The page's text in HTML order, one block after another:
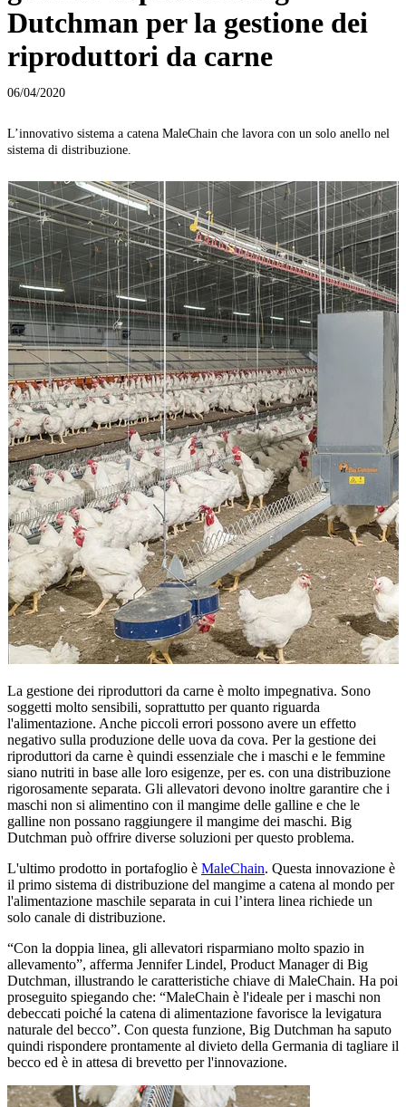
Dutchman per la gestione dei
riproduttori da carne
06/04/2020
L’innovativo sistema a catena MaleChain che lavora con un solo anello nel
sistema di distribuzione.
La gestione dei riproduttori da carne è molto impegnativa. Sono
soggetti molto sensibili, soprattutto per quanto riguarda
l'alimentazione. Anche piccoli errori possono avere un effetto
negativo sulla produzione delle uova da cova. Per la gestione dei
riproduttori da carne è quindi essenziale che i maschi e le femmine
siano nutriti in base alle loro esigenze, per es. con una distribuzione
rigorosamente separata. Gli allevatori devono inoltre garantire che i
maschi non si alimentino con il mangime delle galline e che le
galline non possano raggiungere il mangime dei maschi. Big
Dutchman può offrire diverse soluzioni per questo problema.
L'ultimo prodotto in portafoglio è MaleChain. Questa innovazione è
il primo sistema di distribuzione del mangime a catena al mondo per
l'alimentazione maschile separata in cui l’intera linea richiede un
solo canale di distribuzione.
“Con la doppia linea, gli allevatori risparmiano molto spazio in
allevamento”, afferma Jennifer Lindel, Product Manager di Big
Dutchman, illustrando le caratteristiche chiave di MaleChain. Ha poi
proseguito spiegando che: “MaleChain è l'ideale per i maschi non
debeccati poiché la catena di alimentazione favorisce la levigatura
naturale del becco”. Con questa funzione, Big Dutchman ha saputo
quindi rispondere prontamente al divieto della Germania di tagliare il
becco ed è in attesa di brevetto per l'innovazione.